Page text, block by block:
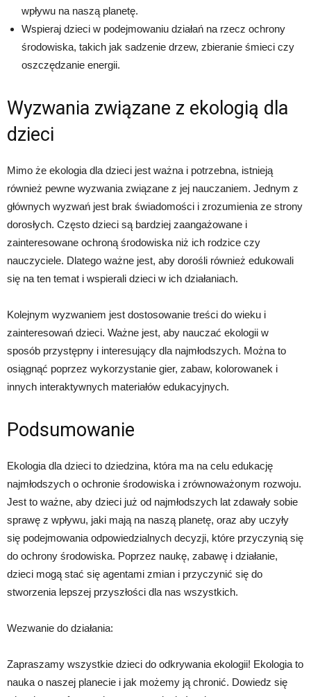
wpływu na naszą planetę.
Wspieraj dzieci w podejmowaniu działań na rzecz ochrony
środowiska, takich jak sadzenie drzew, zbieranie śmieci czy
oszczędzanie energii.
Wyzwania związane z ekologią dla
dzieci
Mimo że ekologia dla dzieci jest ważna i potrzebna, istnieją
również pewne wyzwania związane z jej nauczaniem. Jednym z
głównych wyzwań jest brak świadomości i zrozumienia ze strony
dorosłych. Często dzieci są bardziej zaangażowane i
zainteresowane ochroną środowiska niż ich rodzice czy
nauczyciele. Dlatego ważne jest, aby dorośli również edukowali
się na ten temat i wspierali dzieci w ich działaniach.
Kolejnym wyzwaniem jest dostosowanie treści do wieku i
zainteresowań dzieci. Ważne jest, aby nauczać ekologii w
sposób przystępny i interesujący dla najmłodszych. Można to
osiągnąć poprzez wykorzystanie gier, zabaw, kolorowanek i
innych interaktywnych materiałów edukacyjnych.
Podsumowanie
Ekologia dla dzieci to dziedzina, która ma na celu edukację
najmłodszych o ochronie środowiska i zrównoważonym rozwoju.
Jest to ważne, aby dzieci już od najmłodszych lat zdawały sobie
sprawę z wpływu, jaki mają na naszą planetę, oraz aby uczyły
się podejmowania odpowiedzialnych decyzji, które przyczynią się
do ochrony środowiska. Poprzez naukę, zabawę i działanie,
dzieci mogą stać się agentami zmian i przyczynić się do
stworzenia lepszej przyszłości dla nas wszystkich.
Wezwanie do działania:
Zapraszamy wszystkie dzieci do odkrywania ekologii! Ekologia to
nauka o naszej planecie i jak możemy ją chronić. Dowiedz się